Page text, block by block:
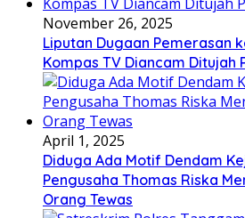
November 26, 2025
Liputan Dugaan Pemerasan
Kompas TV Diancam Ditujah
April 1, 2025
Diduga Ada Motif Dendam
Pengusaha Thomas Riska
Orang Tewas